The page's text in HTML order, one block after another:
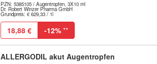
PZN: 5385105 / Augentropfen, 3X10 ml
Dr. Robert Winzer Pharma GmbH
Grundpreis: € 629,33 / 1l
18,88 € -12% **
ALLERGODIL akut Augentropfen